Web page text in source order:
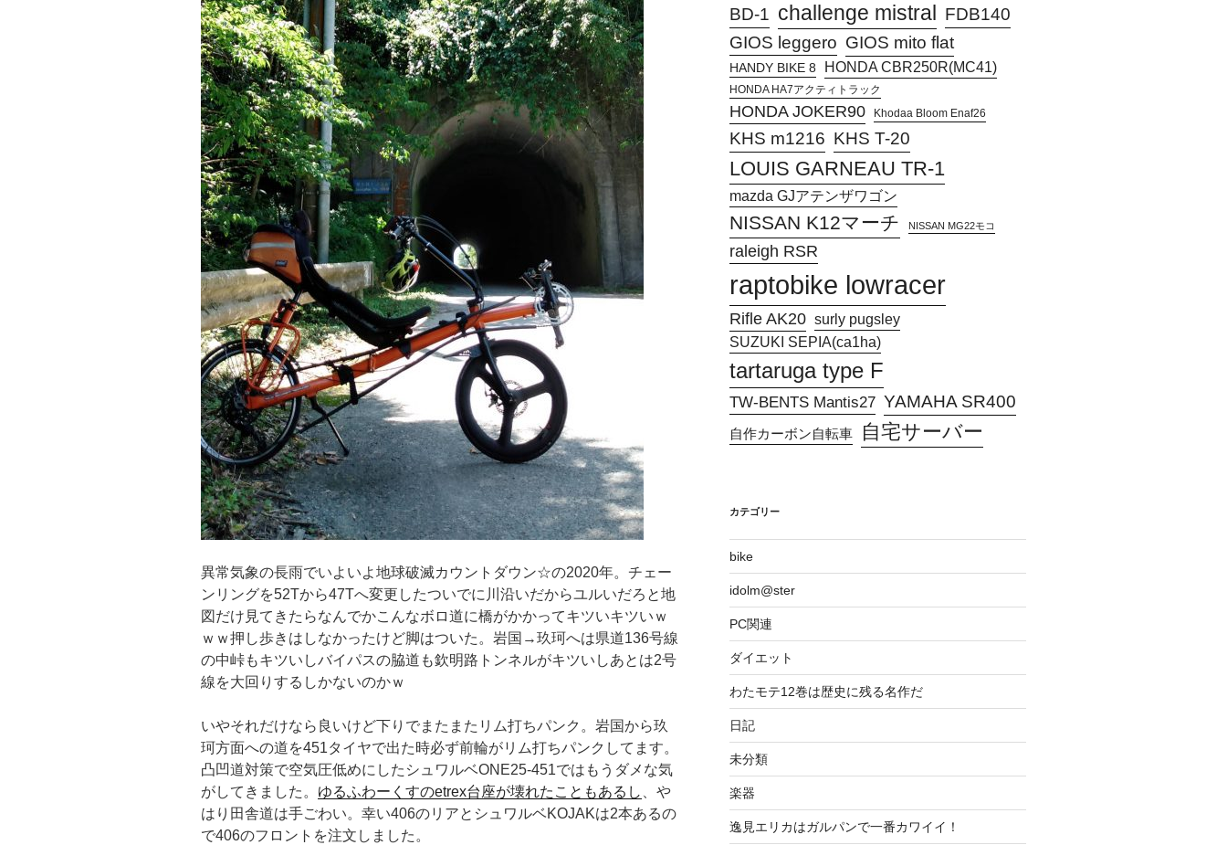
異常気象の長雨でいよいよ地球破滅カウントダウン☆の2020年。チェー
ンリングを52Tから47Tへ変更したついでに川沿いだからユルいだろと地
図だけ見てきたらなんでかこんなボロ道に橋がかかってキツいキツいｗ
ｗｗ押し歩きはしなかったけど脚はついた。岩国→玖珂へは県道136号線
の中峠もキツいしバイパスの脇道も欽明路トンネルがキツいしあとは2号
線を大回りするしかないのかｗ
いやそれだけなら良いけど下りでまたまたリム打ちパンク。岩国から玖
珂方面への道を451タイヤで出た時必ず前輪がリム打ちパンクしてます。
凸凹道対策で空気圧低めにしたシュワルベONE25-451ではもうダメな気
がしてきました。 ゆるふわーくすのetrex台座が壊れたこともあるし
、や
はり田舎道は手ごわい。幸い406のリアとシュワルベKOJAKは2本あるの
で406のフロントを注文しました。
BD-1 challenge mistral
FDB140
GIOS leggero GIOS mito flat
HANDY BIKE 8 HONDA CBR250R(MC41)
HONDA HA7アクティトラック
HONDA JOKER90 Khodaa Bloom Enaf26
KHS m1216 KHS T-20
LOUIS GARNEAU TR-1
mazda GJアテンザワゴン
NISSAN K12マーチ NISSAN MG22モコ
raleigh RSR
raptobike lowracer
Rifle AK20 surly pugsley
SUZUKI SEPIA(ca1ha)
tartaruga type F
TW-BENTS Mantis27 YAMAHA SR400
自作カーボン自転車 自宅サーバー
カテゴリー
bike
idolm@ster
PC関連
ダイエット
わたモテ12巻は歴史に残る名作だ
日記
未分類
楽器
逸見エリカはガルパンで一番カワイイ！